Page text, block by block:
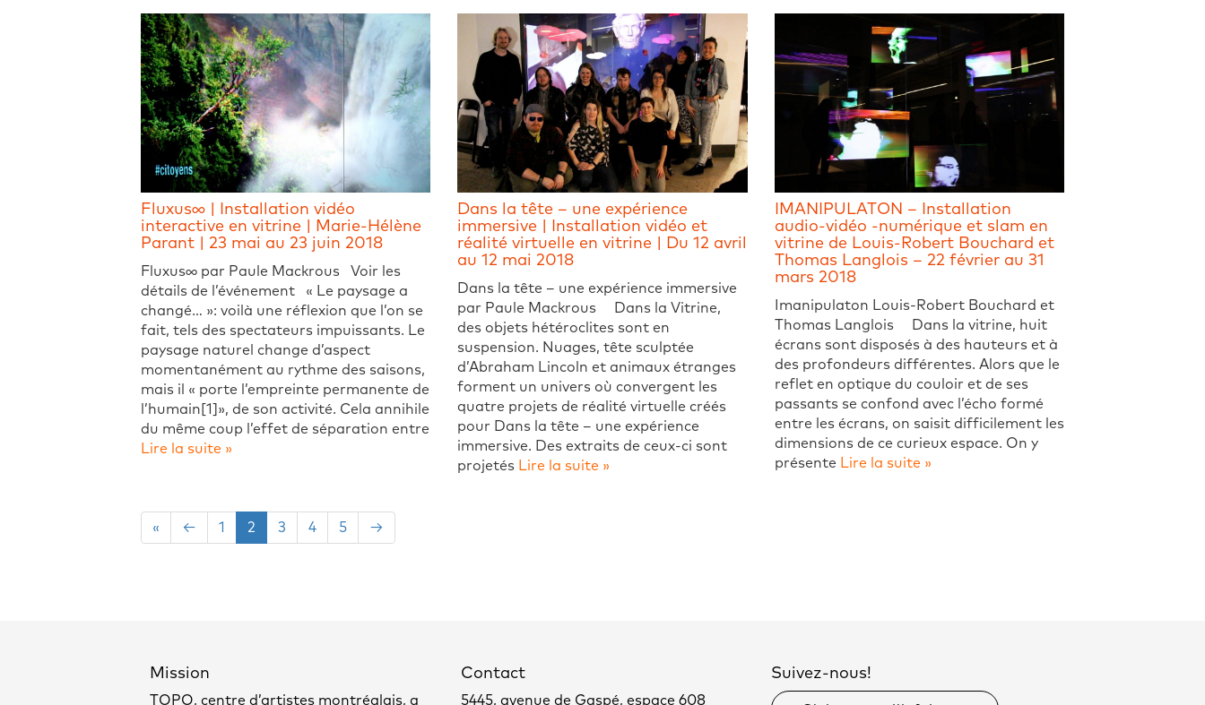
Fluxus∞ | Installation vidéo
interactive en vitrine | Marie-Hélène
Parant | 23 mai au 23 juin 2018
Fluxus∞ par Paule Mackrous Voir les
détails de l’événement « Le paysage a
changé… »: voilà une réflexion que l’on se
fait, tels des spectateurs impuissants. Le
paysage naturel change d’aspect
momentanément au rythme des saisons,
mais il « porte l’empreinte permanente de
l’humain[1]», de son activité. Cela annihile
du même coup l’effet de séparation entre
Lire la suite »
Dans la tête – une expérience
immersive | Installation vidéo et
réalité virtuelle en vitrine | Du 12 avril
au 12 mai 2018
Dans la tête – une expérience immersive
par Paule Mackrous Dans la Vitrine,
des objets hétéroclites sont en
suspension. Nuages, tête sculptée
d’Abraham Lincoln et animaux étranges
forment un univers où convergent les
quatre projets de réalité virtuelle créés
pour Dans la tête – une expérience
immersive. Des extraits de ceux-ci sont
projetés Lire la suite »
IMANIPULATON – Installation
audio-vidéo -numérique et slam en
vitrine de Louis-Robert Bouchard et
Thomas Langlois – 22 février au 31
mars 2018
Imanipulaton Louis-Robert Bouchard et
Thomas Langlois Dans la vitrine, huit
écrans sont disposés à des hauteurs et à
des profondeurs différentes. Alors que le
reflet en optique du couloir et de ses
passants se confond avec l’écho formé
entre les écrans, on saisit difficilement les
dimensions de ce curieux espace. On y
présente Lire la suite »
« ← 1 2 3 4 5 →
Mission
TOPO, centre d’artistes montréalais, a
Contact
5445, avenue de Gaspé, espace 608
Suivez-nous!